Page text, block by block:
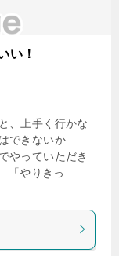
い！
、上手く行かな
できないか
やっていただき
「やりきっ